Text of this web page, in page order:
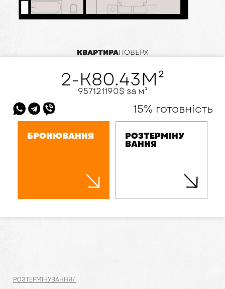
КВАРТИРАПОВЕРХ
2-К80.43М²
957121190$ за м²
15% готовність
БРОНЮВАННЯ РОЗТЕРМІНУ
ВАННЯ
РОЗТЕРМІНУВАННЯ/